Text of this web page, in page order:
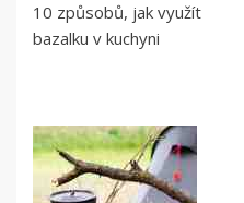
10 způsobů, jak využít
bazalku v kuchyni